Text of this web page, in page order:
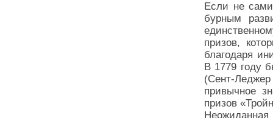
Если не
бурным
призов,
благодаря
В 1779 году
(Сент-
привычное
призов